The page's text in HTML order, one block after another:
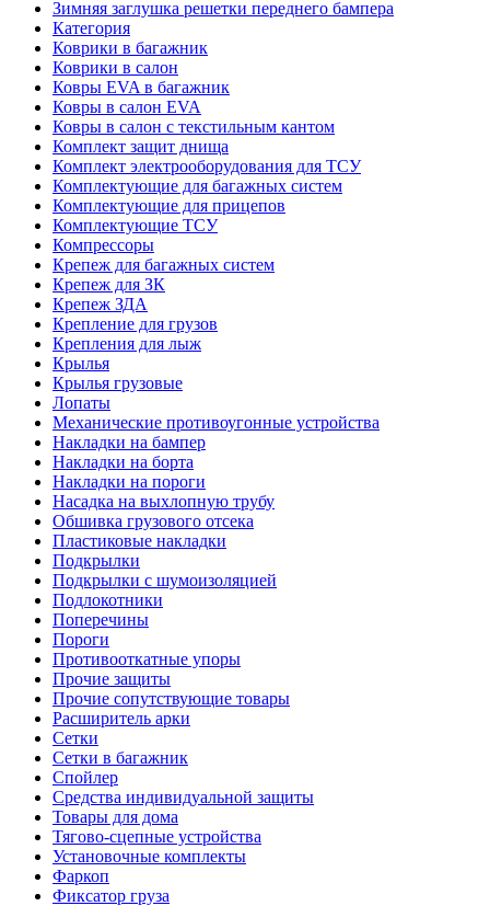
Зимняя заглушка решетки переднего бампера
Категория
Коврики в багажник
Коврики в салон
Ковры EVA в багажник
Ковры в салон EVA
Ковры в салон с текстильным кантом
Комплект защит днища
Комплект электрооборудования для ТСУ
Комплектующие для багажных систем
Комплектующие для прицепов
Комплектующие ТСУ
Компрессоры
Крепеж для багажных систем
Крепеж для ЗК
Крепеж ЗДА
Крепление для грузов
Крепления для лыж
Крылья
Крылья грузовые
Лопаты
Механические противоугонные устройства
Накладки на бампер
Накладки на борта
Накладки на пороги
Насадка на выхлопную трубу
Обшивка грузового отсека
Пластиковые накладки
Подкрылки
Подкрылки с шумоизоляцией
Подлокотники
Поперечины
Пороги
Противооткатные упоры
Прочие защиты
Прочие сопутствующие товары
Расширитель арки
Сетки
Сетки в багажник
Спойлер
Средства индивидуальной защиты
Товары для дома
Тягово-сцепные устройства
Установочные комплекты
Фаркоп
Фиксатор груза